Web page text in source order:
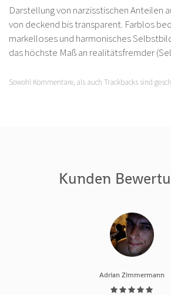
Darstellung von narzisstischen Anteilen
von deckend bis transparent. Farblos
markelloses und harmonisches
das höchste Maß an realitätsfremder
Sowohl Kommentare, als auch Trackbacks sind
Kunden
Adrian Zimmermann